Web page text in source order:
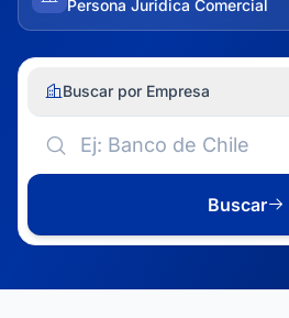
Persona Juridica Comercial
Buscar por Empresa
Buscar